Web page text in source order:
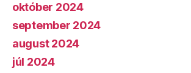
október 2024
september 2024
august 2024
júl 2024